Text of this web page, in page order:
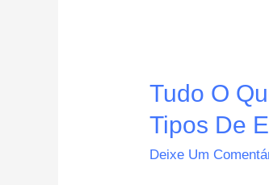
Tudo O
Tipos De
Deixe Um
Que
Você